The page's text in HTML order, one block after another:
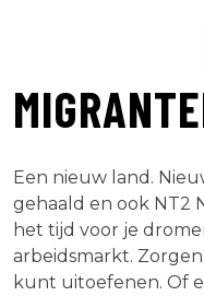
Een nieuw land.
gehaald en ook NT2
het tijd voor je
arbeidsmarkt.
kunt uitoefenen. Of